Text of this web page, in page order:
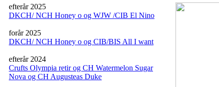
efterår 2025
DKCH/ NCH Honey o og WJW /CIB El Nino
forår 2025
DKCH/ NCH Honey o og CIB/BIS All I want
efterår 2024
Crufts Olympia retir og CH Watermelon Sugar
Nova og CH Augusteas Duke